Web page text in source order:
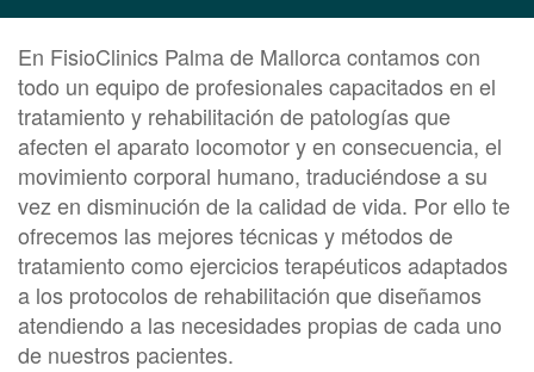
En FisioClinics Palma de Mallorca contamos con
todo un equipo de profesionales capacitados en el
tratamiento y rehabilitación de patologías que
afecten el aparato locomotor y en consecuencia, el
movimiento corporal humano, traduciéndose a su
vez en disminución de la calidad de vida. Por ello te
ofrecemos las mejores técnicas y métodos de
tratamiento como ejercicios terapéuticos adaptados
a los protocolos de rehabilitación que diseñamos
atendiendo a las necesidades propias de cada uno
de nuestros pacientes.